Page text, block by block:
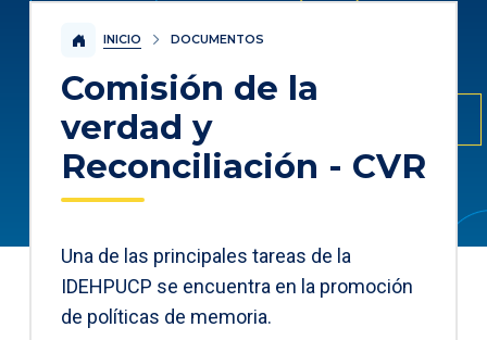
INICIO DOCUMENTOS
Comisión de la
verdad y
Reconciliación - CVR
Una de las principales tareas de la
IDEHPUCP se encuentra en la promoción
de políticas de memoria.